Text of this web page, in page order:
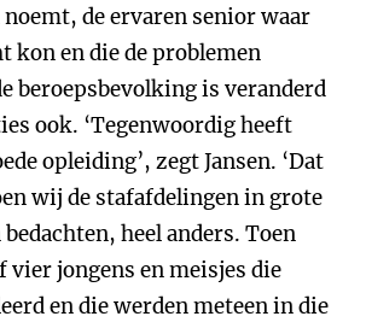
de ervaren senior waar
kon en die de problemen
beroepsbevolking is veranderd
ook. ‘Tegenwoordig heeft
opleiding’, zegt Jansen. ‘Dat
wij de stafafdelingen in grote
heel anders. Toen
vier jongens en meisjes die
en die werden meteen in die